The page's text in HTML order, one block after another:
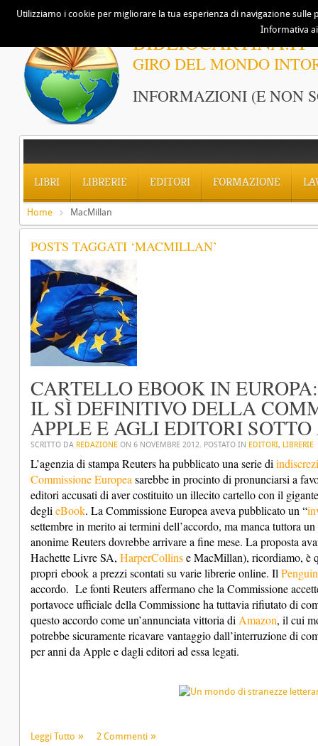
BIBLIOCARTINA.IT
GIRO DEL MONDO
INFORMAZIONI (E NON
LIBRI LIBRERIE EDITORI FORMAZIONE
Home MacMillan
POSTS TAGGATI ‘MACMILLAN’
CARTELLO EBOOK IN
IL SÌ DEFINITIVO DELLA
APPLE E AGLI EDITORI SOTTO
SCRITTO DA REDAZIONE ON 6 NOVEMBRE 2012. POSTATO IN EDITORI, LIBRERIE
L’agenzia di stampa Reuters ha pubblicato una serie di
Commissione Europea sarebbe in procinto di pronunciarsi a
editori accusati di aver costituito un illecito cartello con il
degli eBook. La Commissione Europea aveva pubblicato un “
settembre in merito ai termini dell’accordo, ma manca tuttora
anonime Reuters dovrebbe arrivare a fine mese. La proposta
Hachette Livre SA, HarperCollinse MacMillan), ricordiamo, è
propri ebook a prezzi scontati su varie librerie online. Il Penguin
accordo. Le fonti Reuters affermano che la Commissione
portavoce ufficiale della Commissione ha tuttavia rifiutato di
questo accordo come un’annunciata vittoria di Amazon, il cui
potrebbe sicuramente ricavare vantaggio dall’interruzione di
per anni da Apple e dagli editori ad essa legati.
Leggi Tutto 2 Commenti
Utilizziamo i cookie per migliorare la tua esperienza di navigazione
Informativa ai